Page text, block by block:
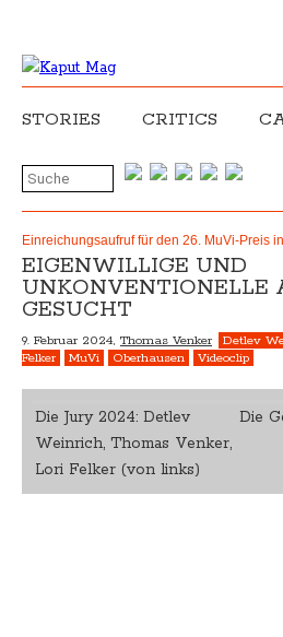
STORIES CRITICS
Einreichungsaufruf für den 26. MuVi-Preis
EIGENWILLIGE UND
UNKONVENTIONELLE
GESUCHT
9. Februar 2024, Thomas Venker Detlev
Felker
MuVi Oberhausen Videoclip
Die Jury 2024: Detlev
Weinrich, Thomas Venker,
Lori Felker (von links)
Die